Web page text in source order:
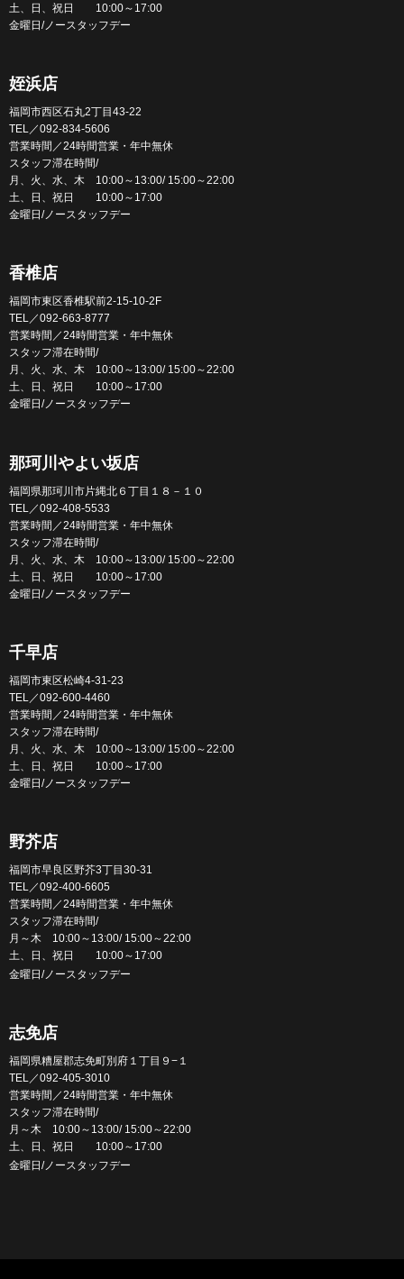
土、日、祝日 10:00～17:00
金曜日/ノースタッフデー
姪浜店
福岡市西区石丸2丁目43-22
TEL／092-834-5606
営業時間／24時間営業・年中無休
スタッフ滞在時間/
月、火、水、木 10:00～13:00/ 15:00～22:00
土、日、祝日 10:00～17:00
金曜日/ノースタッフデー
香椎店
福岡市東区香椎駅前2-15-10-2F
TEL／092-663-8777
営業時間／24時間営業・年中無休
スタッフ滞在時間/
月、火、水、木 10:00～13:00/ 15:00～22:00
土、日、祝日 10:00～17:00
金曜日/ノースタッフデー
那珂川やよい坂店
福岡県那珂川市片縄北６丁目１８－１０
TEL／092-408-5533
営業時間／24時間営業・年中無休
スタッフ滞在時間/
月、火、水、木 10:00～13:00/ 15:00～22:00
土、日、祝日 10:00～17:00
金曜日/ノースタッフデー
千早店
福岡市東区松崎4-31-23
TEL／092-600-4460
営業時間／24時間営業・年中無休
スタッフ滞在時間/
月、火、水、木 10:00～13:00/ 15:00～22:00
土、日、祝日 10:00～17:00
金曜日/ノースタッフデー
野芥店
福岡市早良区野芥3丁目30-31
TEL／092-400-6605
営業時間／24時間営業・年中無休
スタッフ滞在時間/
月～木 10:00～13:00/ 15:00～22:00
土、日、祝日 10:00～17:00
金曜日/ノースタッフデー
志免店
福岡県糟屋郡志免町別府１丁目９−１
TEL／092-405-3010
営業時間／24時間営業・年中無休
スタッフ滞在時間/
月～木 10:00～13:00/ 15:00～22:00
土、日、祝日 10:00～17:00
金曜日/ノースタッフデー